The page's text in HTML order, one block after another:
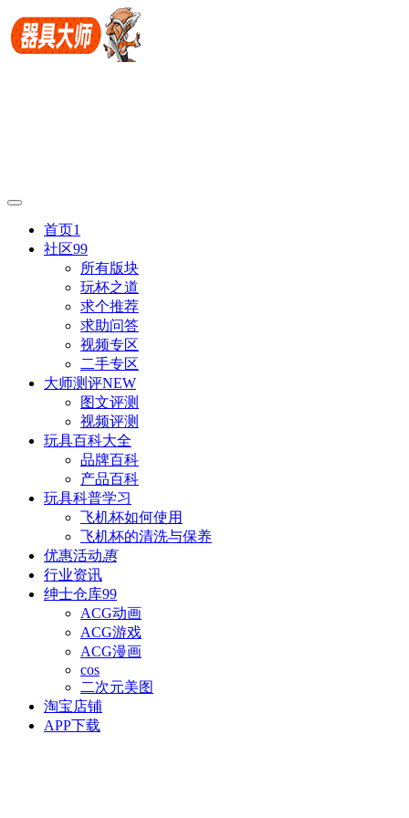
首页1
社区99
所有版块
玩杯之道
求个推荐
求助问答
视频专区
二手专区
大师测评NEW
图文评测
视频评测
玩具百科大全
品牌百科
产品百科
玩具科普学习
飞机杯如何使用
飞机杯的清洗与保养
优惠活动惠
行业资讯
绅士仓库99
ACG动画
ACG游戏
ACG漫画
cos
二次元美图
淘宝店铺
APP下载